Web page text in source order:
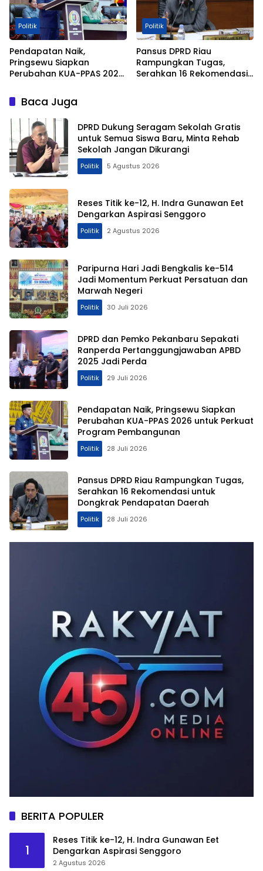
Politik
Pendapatan Naik,
Pringsewu Siapkan
Perubahan KUA-PPAS 2026
Pembangunan
Politik
Pansus DPRD Riau
Rampungkan Tugas,
Serahkan 16 Rekomendasi
Baca Juga
DPRD Dukung Seragam Sekolah Gratis
untuk Semua Siswa Baru, Minta Rehab
Sekolah Jangan Dikurangi
Politik 5 Agustus 2026
Reses Titik ke-12, H. Indra Gunawan Eet
Dengarkan Aspirasi Senggoro
Politik 2 Agustus 2026
Paripurna Hari Jadi Bengkalis ke-514
Jadi Momentum Perkuat Persatuan dan
Marwah Negeri
Politik 30 Juli 2026
DPRD dan Pemko Pekanbaru Sepakati
Ranperda Pertanggungjawaban APBD
2025 Jadi Perda
Politik 29 Juli 2026
Pendapatan Naik, Pringsewu Siapkan
Perubahan KUA-PPAS 2026 untuk Perkuat
Program Pembangunan
Politik 28 Juli 2026
Pansus DPRD Riau Rampungkan Tugas,
Serahkan 16 Rekomendasi untuk
Dongkrak Pendapatan Daerah
Politik 28 Juli 2026
BERITA POPULER
1
Reses Titik ke-12, H. Indra Gunawan Eet
Dengarkan Aspirasi Senggoro
2 Agustus 2026